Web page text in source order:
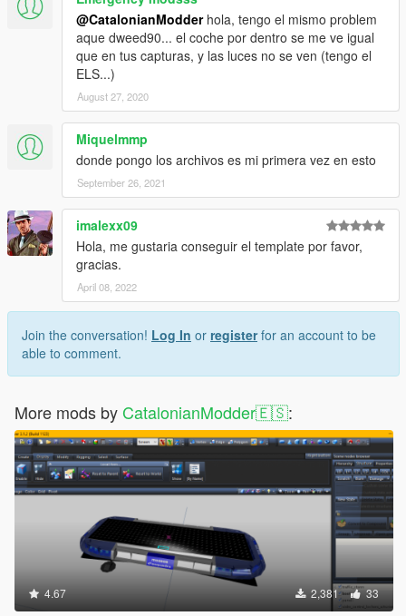
@CatalonianModderhola, tengo el mismo problem
aque dweed90... el coche por dentro se me ve igual
que en tus capturas, y las luces no se ven (tengo el
ELS...)
August 27, 2020
Miquelmmp
donde pongo los archivos es mi primera vez en esto
September 26, 2021
imalexx09
Hola, me gustaria conseguir el template por favor,
gracias.
April 08, 2022
Join the conversation! Log In or registerfor an account to be
able to comment.
More mods by CatalonianModder🇪🇸:
4.67 2,381 33